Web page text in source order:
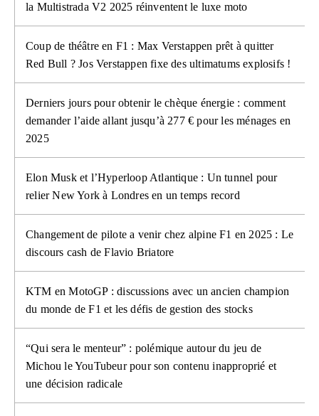
la Multistrada V2 2025 réinventent le luxe moto
Coup de théâtre en F1 : Max Verstappen prêt à quitter
Red Bull ? Jos Verstappen fixe des ultimatums explosifs !
Derniers jours pour obtenir le chèque énergie : comment
demander l’aide allant jusqu’à 277 € pour les ménages en
2025
Elon Musk et l’Hyperloop Atlantique : Un tunnel pour
relier New York à Londres en un temps record
Changement de pilote a venir chez alpine F1 en 2025 : Le
discours cash de Flavio Briatore
KTM en MotoGP : discussions avec un ancien champion
du monde de F1 et les défis de gestion des stocks
“Qui sera le menteur” : polémique autour du jeu de
Michou le YouTubeur pour son contenu inapproprié et
une décision radicale